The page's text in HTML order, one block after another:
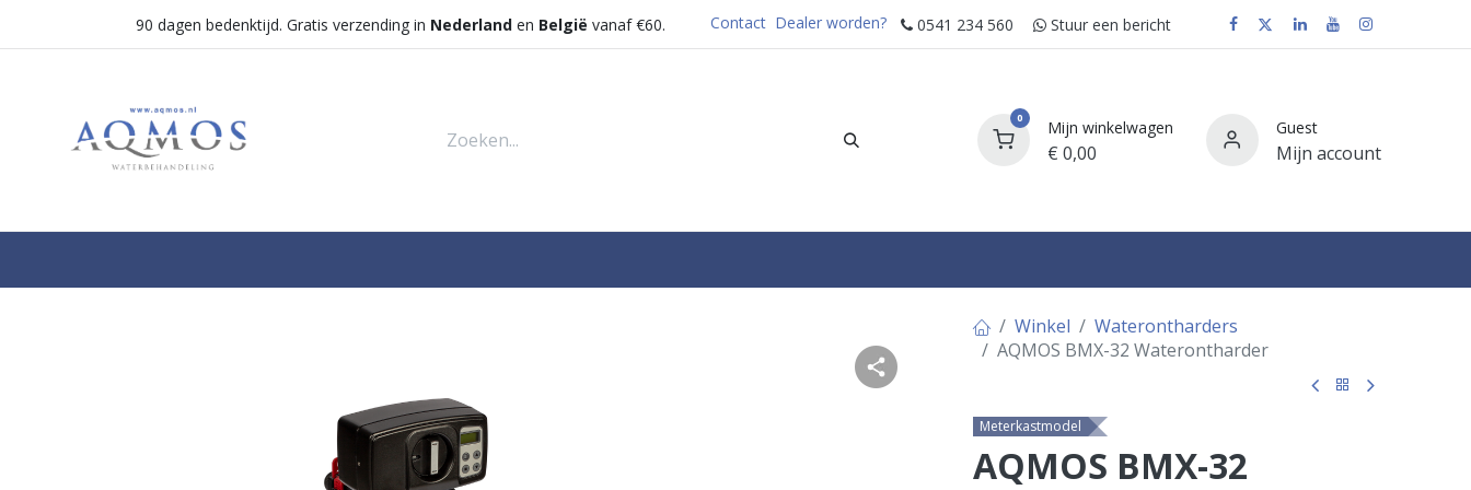
90 dagen bedenktijd. Gratis verzending in Nederlanden België vanaf €60. Contact Dealer worden? 0541 234 560 Stuur e​​​​en bericht
0 Mijn winkelwagen
€ 0,00
Guest
Mijn account
Winkel
Waterontharders
AQMOS BMX-32 Waterontharder
Meterkastmodel
AQMOS BMX-32